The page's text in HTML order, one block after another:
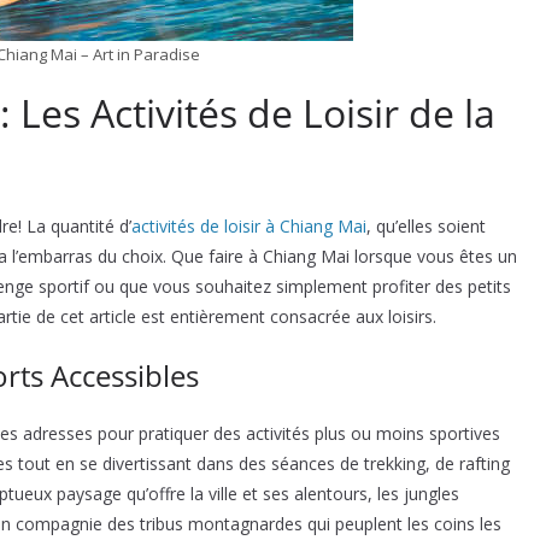
Mai – Art in Paradise
Activités de Loisir de la
La quantité d’activités de loisir à Chiang Mai, qu’elles soient
du choix. Que faire à Chiang Mai lorsque vous êtes un
sportif ou que vous souhaitez simplement profiter des petits
de cet article est entièrement consacrée aux loisirs.
Accessibles
adresses pour pratiquer des activités plus ou moins sportives
tout en se divertissant dans des séances de trekking, de rafting
paysage qu’offre la ville et ses alentours, les jungles
compagnie des tribus montagnardes qui peuplent les coins les